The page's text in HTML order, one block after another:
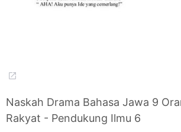
Naskah Drama Bahasa Jawa 9
Rakyat - Pendukung Ilmu 6